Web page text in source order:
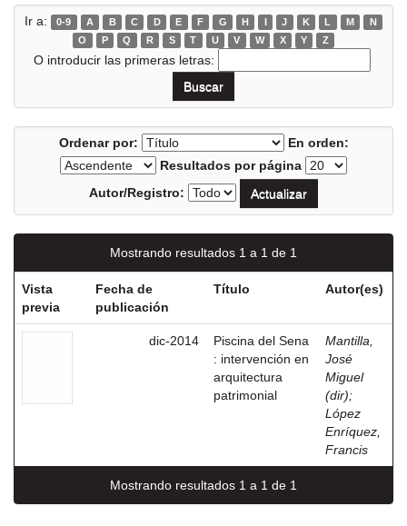
Ir a: 0-9 A B C D E F G H I J K L M
N
O
P Q R S T U V W X Y Z
O introducir las primeras letras:
Ordenar por:
En orden:
Resultados por página
Autor/Registro:
Mostrando resultados 1 a 1 de 1
Vista
previa
Fecha de
publicación
Título Autor(es)
dic-2014
Piscina del Sena
: intervención en
arquitectura
patrimonial
Mantilla,
José
Miguel
(dir);
López
Enríquez,
Francis
Mostrando resultados 1 a 1 de 1